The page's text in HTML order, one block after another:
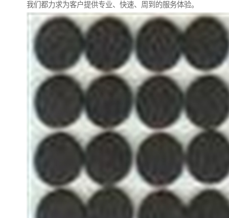
我们都力求为客户提供专业、快速、周到的服务体验。